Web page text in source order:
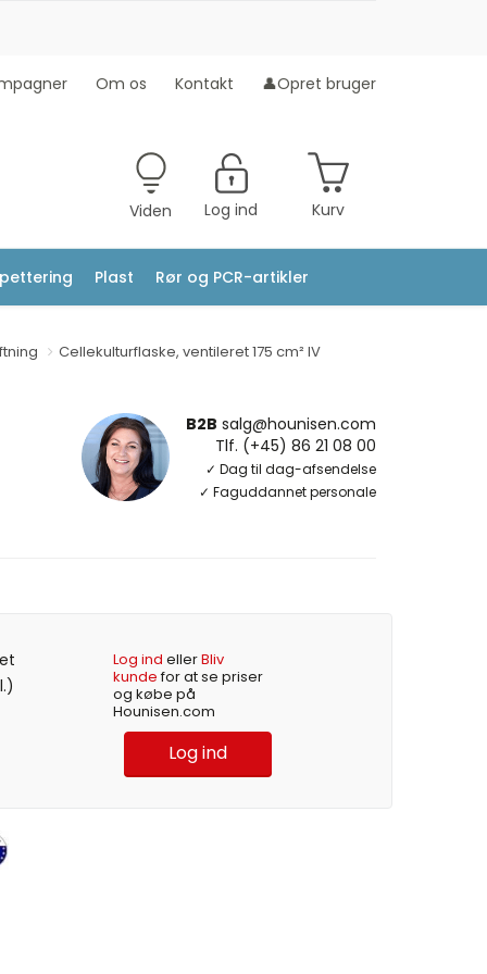
Om os Kontakt 👤Opret bruger
Viden Log ind Kurv
Plast Rør og PCR-artikler
Cellekulturflaske, ventileret 175 cm² IV
B2B salg@hounisen.com
Tlf. (+45) 86 21 08 00
✓ Dag til dag-afsendelse
✓ Faguddannet personale
Log ind ellerBliv
kundefor at se priser
og købe på
Hounisen.com
Log ind